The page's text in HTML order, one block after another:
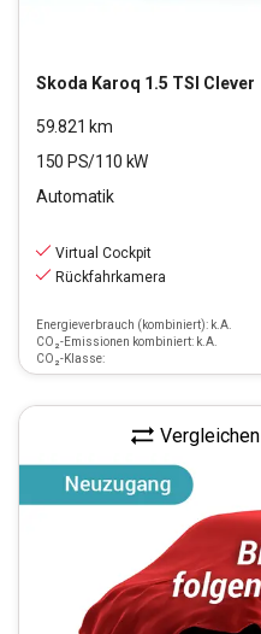
Skoda Karoq 1.5 TSI Clever
59.821 km
150 PS/110 kW
Automatik
Virtual Cockpit
Rückfahrkamera
Energieverbrauch (kombiniert): k.A.
CO₂-Emissionen kombiniert: k.A.
CO₂-Klasse:
Vergleichen